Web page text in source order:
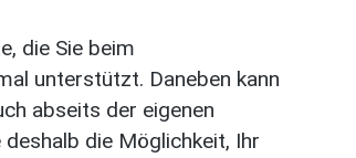
die Sie beim
unterstützt. Daneben kann
abseits der eigenen
die Möglichkeit, Ihr